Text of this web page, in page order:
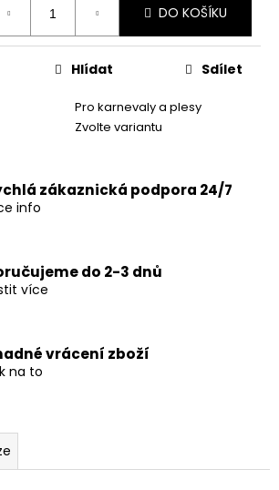
DO KOŠÍKU
Pro karnevaly a plesy
Zvolte variantu
Hlídat Sdílet
zákaznická podpora 24/7
info
do 2-3 dnů
více
vrácení zboží
na to